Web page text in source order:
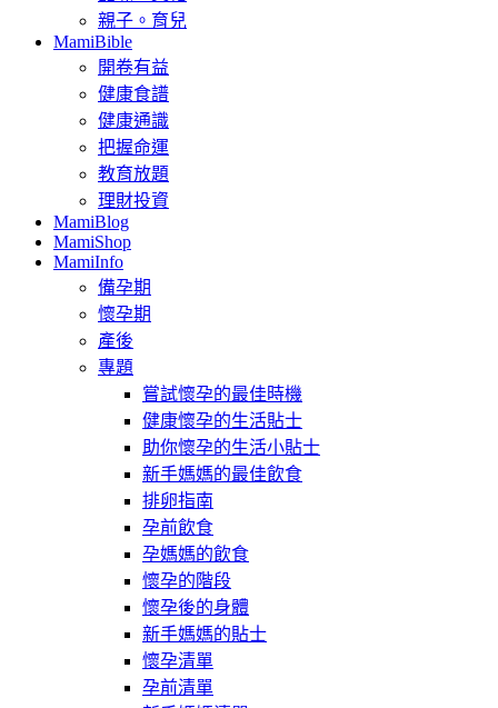
親子。育兒
MamiBible
開卷有益
健康食譜
健康通識
把握命運
教育放題
理財投資
MamiBlog
MamiShop
MamiInfo
備孕期
懷孕期
產後
專題
嘗試懷孕的最佳時機
健康懷孕的生活貼士
助你懷孕的生活小貼士
新手媽媽的最佳飲食
排卵指南
孕前飲食
孕媽媽的飲食
懷孕的階段
懷孕後的身體
新手媽媽的貼士
懷孕清單
孕前清單